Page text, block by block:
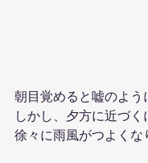
朝目覚めると嘘のよう
しかし、夕方に近づく
徐々に雨風がつよくな